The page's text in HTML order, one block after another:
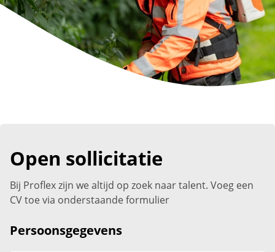
Open sollicitatie
Bij Proflex zijn we altijd op zoek naar talent. Voeg een
CV toe via onderstaande formulier
Persoonsgegevens